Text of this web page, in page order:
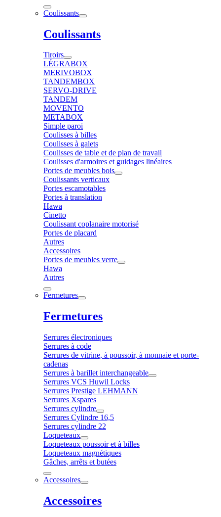
Coulissants
Coulissants
Tiroirs
LÉGRABOX
MERIVOBOX
TANDEMBOX
SERVO-DRIVE
TANDEM
MOVENTO
METABOX
Simple paroi
Coulisses à billes
Coulisses à galets
Coulisses de table et de plan de travail
Coulisses d'armoires et guidages linéaires
Portes de meubles bois
Coulissants verticaux
Portes escamotables
Portes à translation
Hawa
Cinetto
Coulissant coplanaire motorisé
Portes de placard
Autres
Accessoires
Portes de meubles verre
Hawa
Autres
Fermetures
Fermetures
Serrures électroniques
Serrures à code
Serrures de vitrine, à poussoir, à monnaie et porte-
cadenas
Serrures à barillet interchangeable
Serrures VCS Huwil Locks
Serrures Prestige LEHMANN
Serrures Xspares
Serrures cylindre
Serrures Cylindre 16,5
Serrures cylindre 22
Loqueteaux
Loqueteaux poussoir et à billes
Loqueteaux magnétiques
Gâches, arrêts et butées
Accessoires
Accessoires